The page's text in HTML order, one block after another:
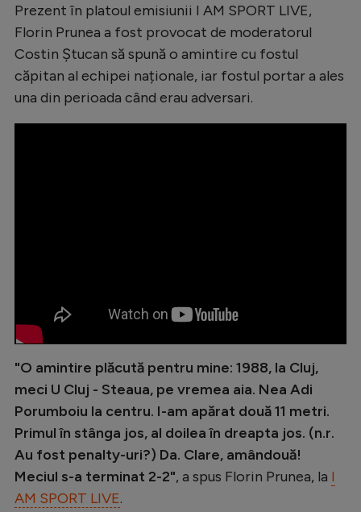
JO 2024
JO 2026
Prezent în platoul emisiunii I AM SPORT LIVE,
Florin Prunea a fost provocat de moderatorul
Costin Ștucan să spună o amintire cu fostul
căpitan al echipei naționale, iar fostul portar a ales
una din perioada când erau adversari.
"O amintire plăcută pentru mine: 1988, la Cluj,
meci U Cluj - Steaua, pe vremea aia. Nea Adi
Porumboiu la centru. I-am apărat două 11 metri.
Primul în stânga jos, al doilea în dreapta jos. (n.r.
Au fost penalty-uri?) Da. Clare, amândouă!
Meciul s-a terminat 2-2", a spus Florin Prunea, la I
AM SPORT LIVE.